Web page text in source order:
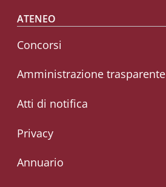
Footer menu
ATENEO
Concorsi
Amministrazione trasparente
Atti di notifica
Privacy
Annuario